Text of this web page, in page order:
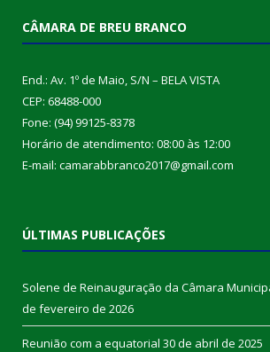
CÂMARA DE BREU BRANCO
End.: Av. 1º de Maio, S/N – BELA VISTA
CEP: 68488-000
Fone: (94) 99125-8378
Horário de atendimento: 08:00 às 12:00
E-mail: camarabbranco2017@gmail.com
ÚLTIMAS PUBLICAÇÕES
Solene de Reinauguração da Câmara
de fevereiro de 2026
Reunião com a equatorial 30 de abril de 2025